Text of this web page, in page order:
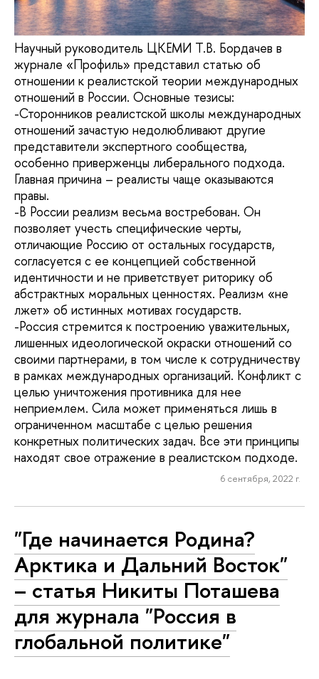
Научный руководитель ЦКЕМИ Т.В. Бордачев в
журнале «Профиль» представил статью об
отношении к реалистской теории международных
отношений в России. Основные тезисы:
-Сторонников реалистской школы международных
отношений зачастую недолюбливают другие
представители экспертного сообщества,
особенно приверженцы либерального подхода.
Главная причина – реалисты чаще оказываются
правы.
-В России реализм весьма востребован. Он
позволяет учесть специфические черты,
отличающие Россию от остальных государств,
согласуется с ее концепцией собственной
идентичности и не приветствует риторику об
абстрактных моральных ценностях. Реализм «не
лжет» об истинных мотивах государств.
-Россия стремится к построению уважительных,
лишенных идеологической окраски отношений со
своими партнерами, в том числе к сотрудничеству
в рамках международных организаций. Конфликт с
целью уничтожения противника для нее
неприемлем. Сила может применяться лишь в
ограниченном масштабе с целью решения
конкретных политических задач. Все эти принципы
находят свое отражение в реалистском подходе.
6 сентября, 2022 г.
"Где начинается Родина?
Арктика и Дальний Восток"
– статья Никиты Поташева
для журнала "Россия в
глобальной политике"